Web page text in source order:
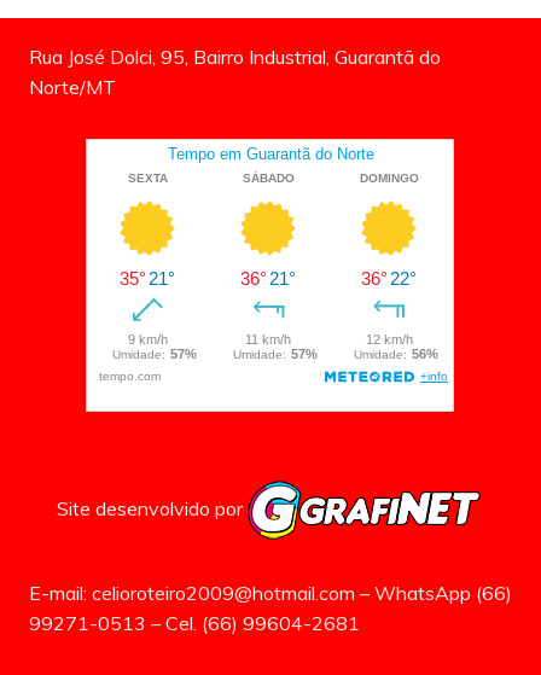
Rua José Dolci, 95, Bairro Industrial, Guarantã do
Norte/MT
Site desenvolvido por
E-mail: celioroteiro2009@hotmail.com – WhatsApp (66)
99271-0513 – Cel. (66) 99604-2681